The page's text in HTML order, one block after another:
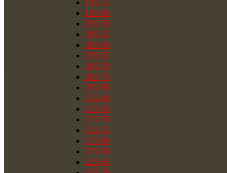
195/75
195/80
205/50
205/55
205/60
205/65
205/70
205/75
205/80
215/60
215/65
215/70
215/75
215/80
225/60
225/65